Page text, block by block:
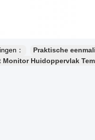
： Praktische
Monitor Huidoppervlak